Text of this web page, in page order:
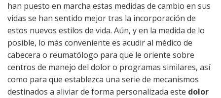
han puesto en marcha estas medidas de cambio en sus
vidas se han sentido mejor tras la incorporación de
estos nuevos estilos de vida. Aún, y en la medida de lo
posible, lo más conveniente es acudir al médico de
cabecera o reumatólogo para que le oriente sobre
centros de manejo del dolor o programas similares, así
como para que establezca una serie de mecanismos
destinados a aliviar de forma personalizada este dolor